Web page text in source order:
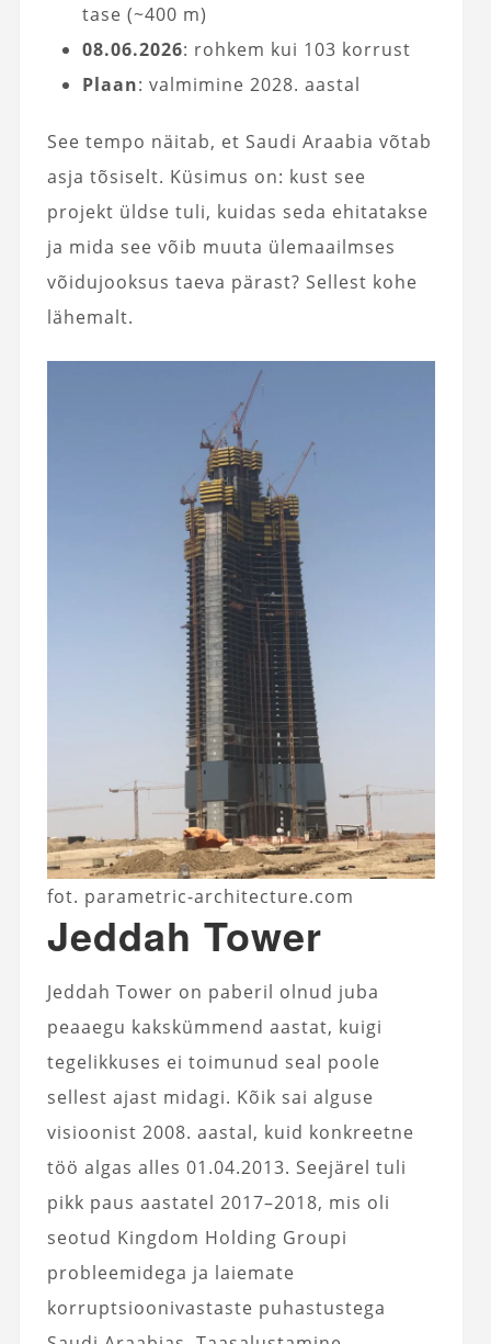
tase (~400 m)
08.06.2026: rohkem kui 103 korrust
Plaan: valmimine 2028. aastal
See tempo näitab, et Saudi Araabia võtab
asja tõsiselt. Küsimus on: kust see
projekt üldse tuli, kuidas seda ehitatakse
ja mida see võib muuta ülemaailmses
võidujooksus taeva pärast? Sellest kohe
lähemalt.
fot. parametric-architecture.com
Jeddah Tower
Jeddah Tower on paberil olnud juba
peaaegu kakskümmend aastat, kuigi
tegelikkuses ei toimunud seal poole
sellest ajast midagi. Kõik sai alguse
visioonist 2008. aastal, kuid konkreetne
töö algas alles 01.04.2013. Seejärel tuli
pikk paus aastatel 2017–2018, mis oli
seotud Kingdom Holding Groupi
probleemidega ja laiemate
korruptsioonivastaste puhastustega